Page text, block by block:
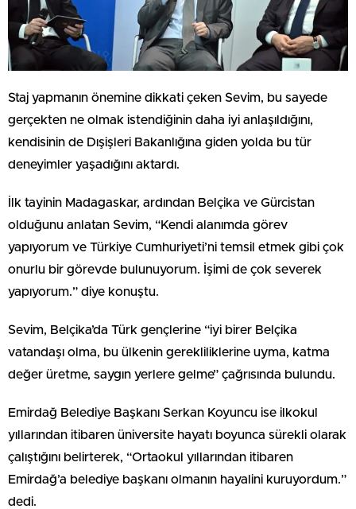
Staj yapmanın önemine dikkati çeken Sevim, bu sayede
gerçekten ne olmak istendiğinin daha iyi anlaşıldığını,
kendisinin de Dışişleri Bakanlığına giden yolda bu tür
deneyimler yaşadığını aktardı.
İlk tayinin Madagaskar, ardından Belçika ve Gürcistan
olduğunu anlatan Sevim, “Kendi alanımda görev
yapıyorum ve Türkiye Cumhuriyeti’ni temsil etmek gibi çok
onurlu bir görevde bulunuyorum. İşimi de çok severek
yapıyorum.” diye konuştu.
Sevim, Belçika’da Türk gençlerine “iyi birer Belçika
vatandaşı olma, bu ülkenin gerekliliklerine uyma, katma
değer üretme, saygın yerlere gelme” çağrısında bulundu.
Emirdağ Belediye Başkanı Serkan Koyuncu ise ilkokul
yıllarından itibaren üniversite hayatı boyunca sürekli olarak
çalıştığını belirterek, “Ortaokul yıllarından itibaren
Emirdağ’a belediye başkanı olmanın hayalini kuruyordum.”
dedi.